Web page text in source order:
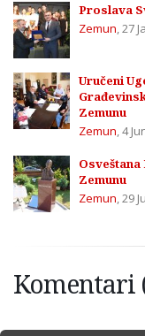
Proslava
Zemun 27
Uručeni
Zemunu
Zemun 4
Zemunu
Zemun 29
Komentari